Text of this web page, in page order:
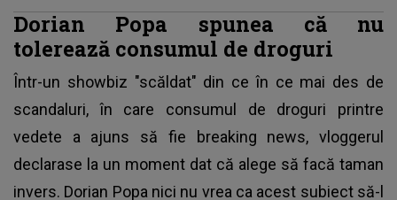
Dorian Popa spunea că nu
tolerează consumul de droguri
Într-un showbiz "scăldat" din ce în ce mai des de
scandaluri, în care consumul de droguri printre
vedete a ajuns să fie breaking news, vloggerul
declarase la un moment dat că alege să facă taman
invers. Dorian Popa nici nu vrea ca acest subiect să-l